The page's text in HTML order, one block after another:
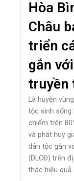
Hòa
Châu
triển
gắn
truyền
Là huyện
tộc sinh
chiếm trên
và phát huy
dân tộc gắn
(DLCĐ) trên
thác hiệu quả.